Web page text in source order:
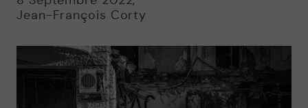
Jean-François Corty